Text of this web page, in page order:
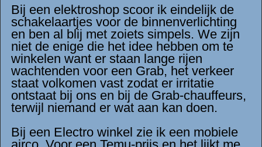
Bij een elektroshop scoor ik eindelijk de
schakelaartjes voor de binnenverlichting
en ben al blij met zoiets simpels. We zijn
niet de enige die het idee hebben om te
winkelen want er staan lange rijen
wachtenden voor een Grab, het verkeer
staat volkomen vast zodat er irritatie
ontstaat bij ons en bij de Grab-chauffeurs,
terwijl niemand er wat aan kan doen.
Bij een Electro winkel zie ik een mobiele